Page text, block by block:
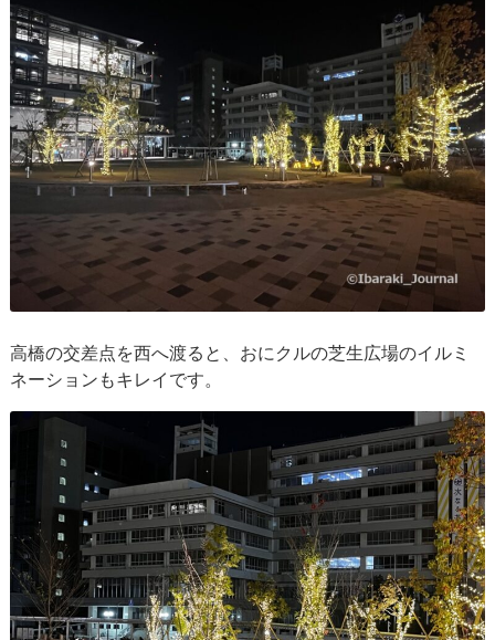
高橋の交差点を西へ渡ると、おにクルの芝生広場のイルミ
ネーションもキレイです。